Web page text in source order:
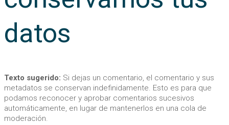
datos
Texto sugerido: Si dejas un comentario, el comentario y sus
metadatos se conservan indefinidamente. Esto es para que
podamos reconocer y aprobar comentarios sucesivos
automáticamente, en lugar de mantenerlos en una cola de
moderación.